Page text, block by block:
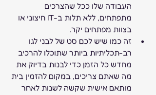
העבודה שלו ככל שהצרכים
מתפתחים, ללא תלות ב-IT חיצוני או
בצוות מפתחים יקר.
זה כמו שיש לכם סט של לבני לגו
רב-תכליתיות ביותר שתוכלו להרכיב
מחדש כל הזמן כדי לבנות בדיוק את
מה שאתם צריכים, במקום להזמין בית
מותאם אישית שקשה לשנות לאחר